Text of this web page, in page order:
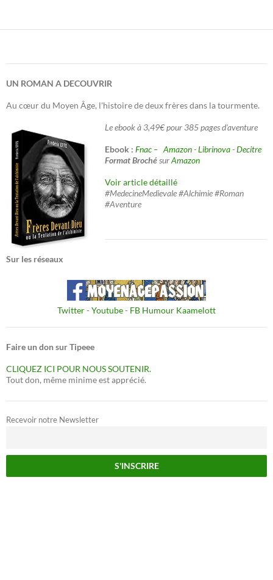
UN ROMAN A DECOUVRIR
Au cœur du Moyen Âge, l'histoire de deux frères dans la tourmente.
Le ebook à 3,49€ pour 385 pages d'aventure
Ebook : Fnac – Amazon-Librinova-Decitre
Format BrochésurAmazon
Voir article détaillé
#MedecineMedievale #Alchimie #Roman
#Aventure
Sur les réseaux
Twitter- Youtube- FB Humour Kaamelott
Faire un don sur Tipeee
CLIQUEZ ICI POUR NOUS SOUTENIR.
Tout don, même minime est apprécié.
Recevoir notre Newsletter